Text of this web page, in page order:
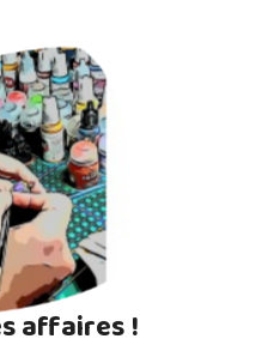
affaires !